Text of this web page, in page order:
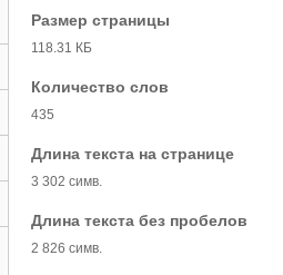
Размер страницы
118.31 КБ
Количество слов
435
Длина текста на странице
3 302 симв.
Длина текста без пробелов
2 826 симв.